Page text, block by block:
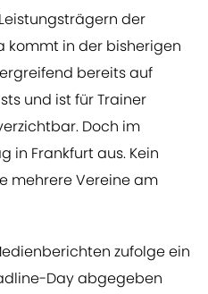
der
kommt in der bisherigen
bereits auf
und ist für Trainer
Doch im
in Frankfurt aus. Kein
mehrere Vereine am
zufolge ein
Day abgegeben